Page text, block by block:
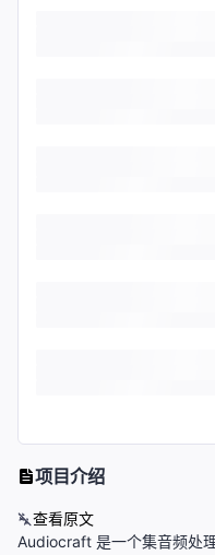
项目介绍
查看原文
Audiocraft 是一个集音频处